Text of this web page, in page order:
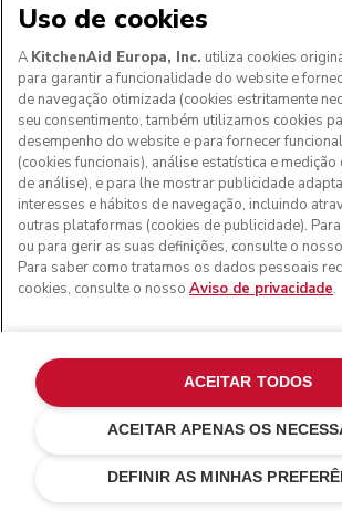
Matte black
€ 126,75
€ 169,00
Poupar nos
Uso de cookies
A KitchenAid Europa, Inc. utiliza cookies
para garantir a funcionalidade do website e
de navegação otimizada (cookies estritamente
seu consentimento, também utilizamos cookies
desempenho do website e para fornecer
(cookies funcionais), análise estatística e
de análise), e para lhe mostrar publicidade
interesses e hábitos de navegação, incluindo
outras plataformas (cookies de publicidade).
ou para gerir as suas definições, consulte o nosso
Para saber como tratamos os dados pessoais
cookies, consulte o nosso Aviso de privacidade.
DEFINIR AS MINHAS
ACEITAR APENAS OS
ACEITAR TODOS